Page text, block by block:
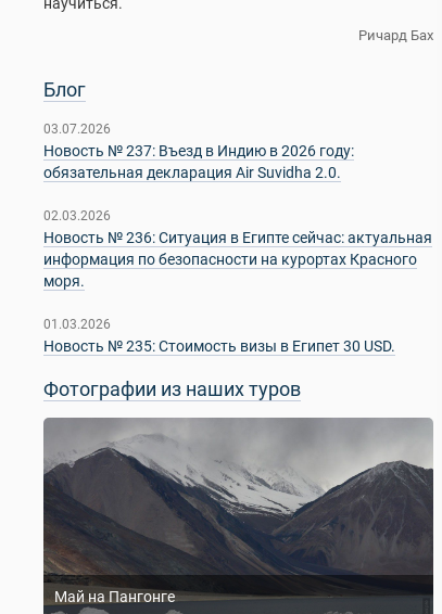
Ричард Бах
Блог
03.07.2026
Новость № 237: Въезд в Индию в 2026 году:
обязательная декларация Air Suvidha 2.0.
02.03.2026
Новость № 236: Ситуация в Египте сейчас: актуальная
информация по безопасности на курортах Красного
моря.
01.03.2026
Новость № 235: Стоимость визы в Египет 30 USD.
Фотографии из наших туров
Май на Пангонге